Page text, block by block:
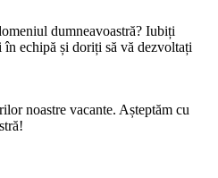
dumneavoastră? Iubiți
echipă și doriți să vă dezvoltați
noastre vacante. Așteptăm cu